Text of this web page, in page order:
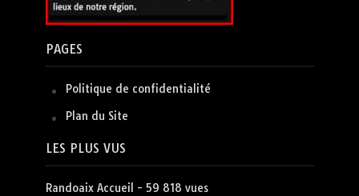
PAGES
Politique de confidentialité
Plan du Site
LES PLUS VUS
Randoaix Accueil - 59 818 vues